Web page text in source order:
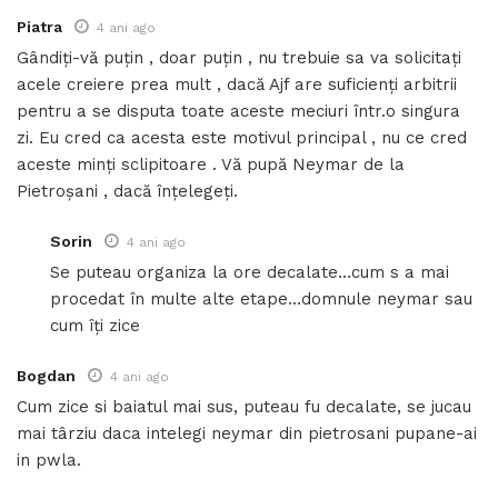
Piatra 4 ani ago
Gândiți-vă puțin , doar puțin , nu trebuie sa va solicitați
acele creiere prea mult , dacă Ajf are suficienți arbitrii
pentru a se disputa toate aceste meciuri într.o singura
zi. Eu cred ca acesta este motivul principal , nu ce cred
aceste minți sclipitoare . Vă pupă Neymar de la
Pietroșani , dacă înțelegeți.
Sorin 4 ani ago
Se puteau organiza la ore decalate…cum s a mai
procedat în multe alte etape…domnule neymar sau
cum îți zice
Bogdan 4 ani ago
Cum zice si baiatul mai sus, puteau fu decalate, se jucau
mai târziu daca intelegi neymar din pietrosani pupane-ai
in pwla.